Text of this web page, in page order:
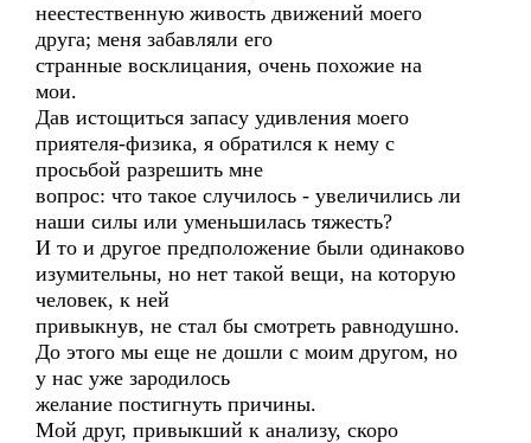
неестественную живость движений моего
друга; меня забавляли его
странные восклицания, очень похожие на
мои.
Дав истощиться запасу удивления моего
приятеля-физика, я обратился к нему с
просьбой разрешить мне
вопрос: что такое случилось - увеличились ли
наши силы или уменьшилась тяжесть?
И то и другое предположение были одинаково
изумительны, но нет такой вещи, на которую
человек, к ней
привыкнув, не стал бы смотреть равнодушно.
До этого мы еще не дошли с моим другом, но
у нас уже зародилось
желание постигнуть причины.
Мой друг, привыкший к анализу, скоро